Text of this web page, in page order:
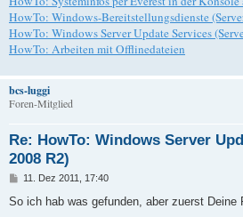
HowTo: Windows-Bereitstellungsdienste
HowTo: Windows Server Update Services
HowTo: Arbeiten mit Offlinedateien
bcs-luggi
Foren-Mitglied
Re: HowTo: Windows Server
2008 R2)
B
i
11. Dez 2011, 17:40
So ich hab was gefunden, aber zuerst Deine